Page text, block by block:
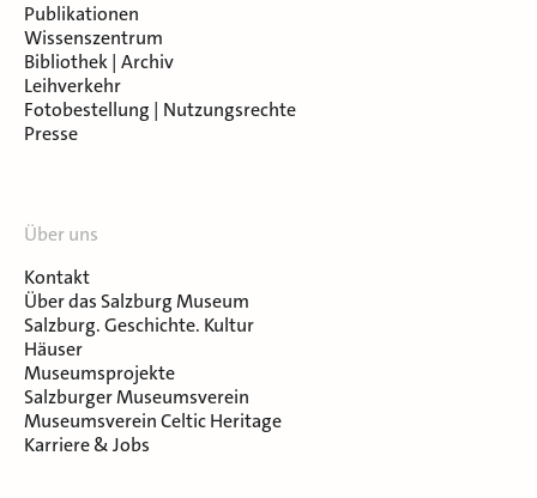
Publikationen
Wissenszentrum
Bibliothek | Archiv
Leihverkehr
Fotobestellung | Nutzungsrechte
Presse
Über uns
Kontakt
Über das Salzburg Museum
Salzburg. Geschichte. Kultur
Häuser
Museumsprojekte
Salzburger Museumsverein
Museumsverein Celtic Heritage
Karriere & Jobs